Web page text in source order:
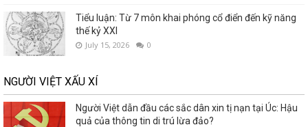
Tiểu luận: Từ 7 môn khai phóng cổ điển đến kỹ năng
thế kỷ XXI
July 15, 2026 0
NGƯỜI VIỆT XẤU XÍ
Người Việt dẫn đầu các sắc dân xin tị nạn tại Úc: Hậu
quả của thông tin di trú lừa đảo?